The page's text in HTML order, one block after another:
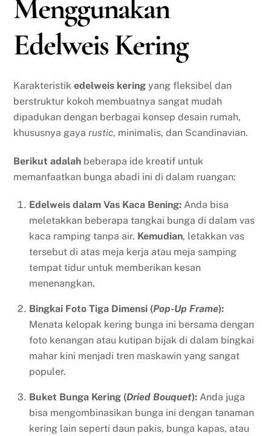
Menggunakan
Edelweis Kering
Karakteristikedelweis kering yang fleksibel dan
berstruktur kokoh membuatnya sangat mudah
dipadukan dengan berbagai konsep desain rumah,
khususnya gayarustic, minimalis, dan Scandinavian.
Berikut adalah beberapa ide kreatif untuk
memanfaatkan bunga abadi ini di dalam ruangan:
Edelweis dalam Vas Kaca Bening: Anda bisa
meletakkan beberapa tangkai bunga di dalam vas
kaca ramping tanpa air. Kemudian, letakkan vas
tersebut di atas meja kerja atau meja samping
tempat tidur untuk memberikan kesan
menenangkan.
Bingkai Foto Tiga Dimensi (Pop-Up Frame):
Menata kelopak kering bunga ini bersama dengan
foto kenangan atau kutipan bijak di dalam bingkai
mahar kini menjadi tren maskawin yang sangat
populer.
Buket Bunga Kering (Dried Bouquet): Anda juga
bisa mengombinasikan bunga ini dengan tanaman
kering lain seperti daun pakis, bunga kapas, atau